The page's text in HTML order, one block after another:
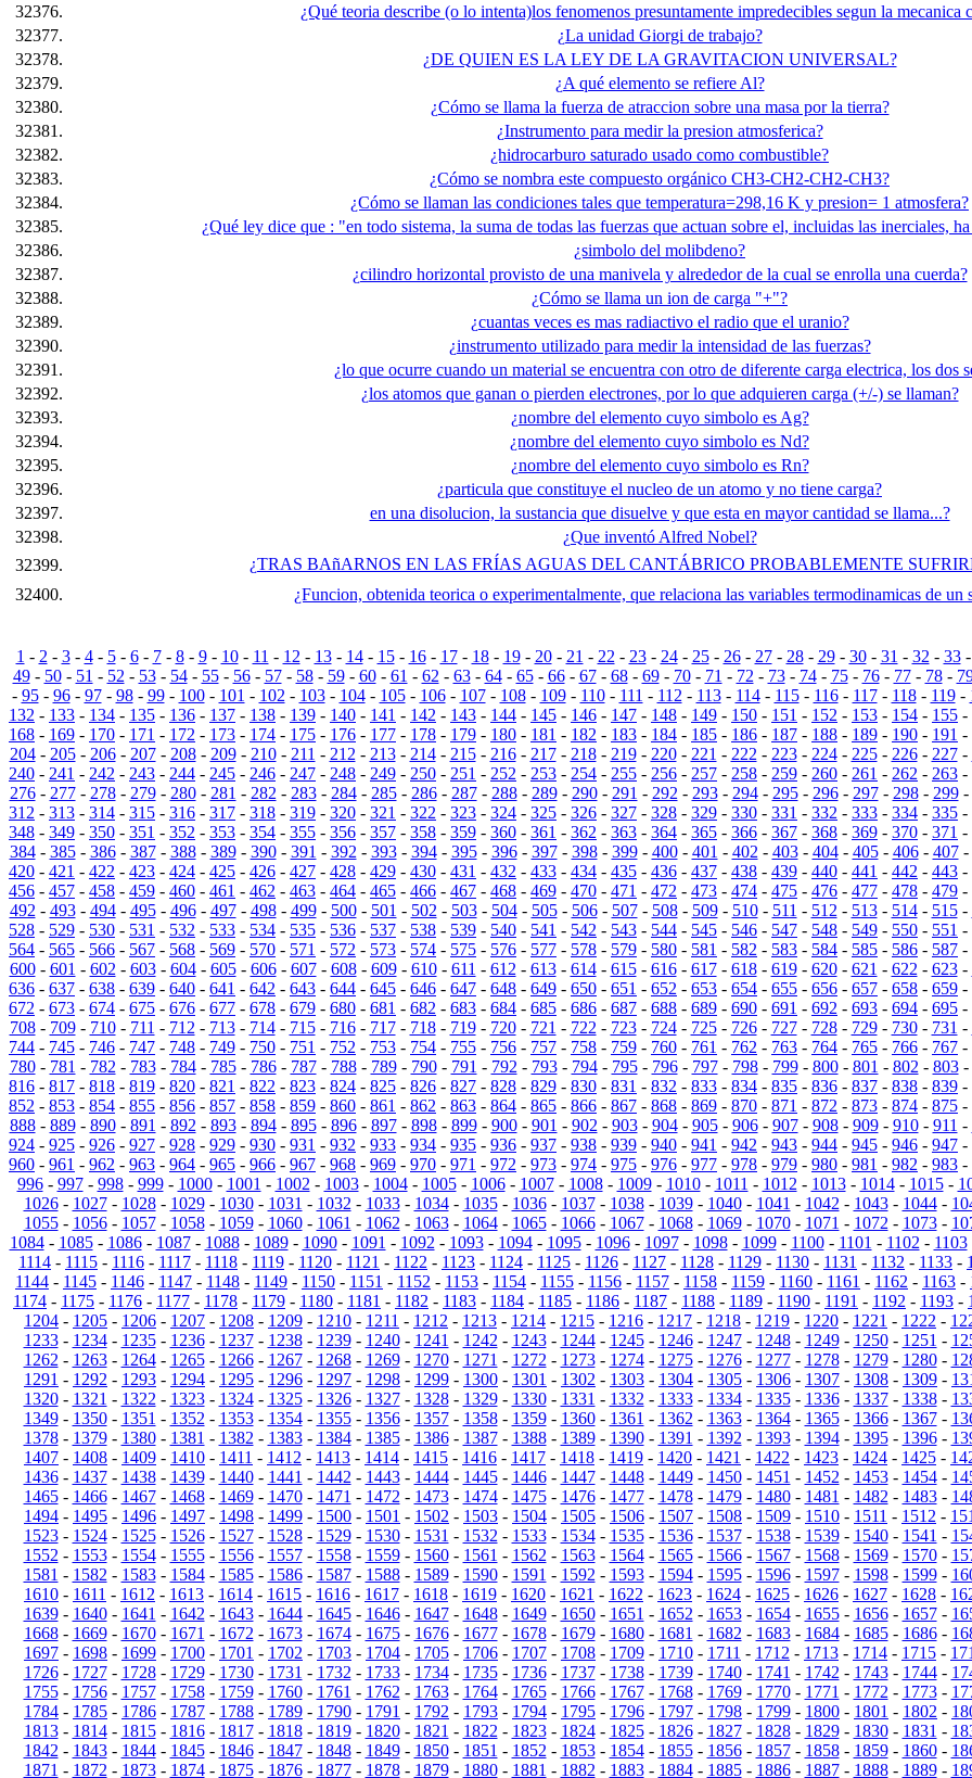
32376.
¿Qué teoria describe (o lo intenta)los fenomenos presuntamente impredecibles segun la mecanica
32377.
¿La unidad Giorgi de trabajo?
32378.
¿DE QUIEN ES LA LEY DE LA GRAVITACION UNIVERSAL?
32379.
¿A qué elemento se refiere Al?
32380.
¿Cómo se llama la fuerza de atraccion sobre una masa por la tierra?
32381.
¿Instrumento para medir la presion atmosferica?
32382.
¿hidrocarburo saturado usado como combustible?
32383.
¿Cómo se nombra este compuesto orgánico CH3-CH2-CH2-CH3?
32384.
¿Cómo se llaman las condiciones tales que temperatura=298,16 K y presion= 1 atmosfera?
32385.
¿Qué ley dice que : "en todo sistema, la suma de todas las fuerzas que actuan sobre el, incluidas las inerciales,
32386.
¿simbolo del molibdeno?
32387.
¿cilindro horizontal provisto de una manivela y alrededor de la cual se enrolla una cuerda?
32388.
¿Cómo se llama un ion de carga "+"?
32389.
¿cuantas veces es mas radiactivo el radio que el uranio?
32390.
¿instrumento utilizado para medir la intensidad de las fuerzas?
32391.
¿lo que ocurre cuando un material se encuentra con otro de diferente carga electrica, los dos
32392.
¿los atomos que ganan o pierden electrones, por lo que adquieren carga (+/-) se llaman?
32393.
¿nombre del elemento cuyo simbolo es Ag?
32394.
¿nombre del elemento cuyo simbolo es Nd?
32395.
¿nombre del elemento cuyo simbolo es Rn?
32396.
¿particula que constituye el nucleo de un atomo y no tiene carga?
32397.
en una disolucion, la sustancia que disuelve y que esta en mayor cantidad se llama...?
32398.
¿Que inventó Alfred Nobel?
32399.
¿TRAS BAñARNOS EN LAS FRÍAS AGUAS DEL CANTÁBRICO PROBABLEMENTE
32400.
¿Funcion, obtenida teorica o experimentalmente, que relaciona las variables termodinamicas de un
1 - 2 - 3- 4- 5- 6- 7- 8- 9- 10- 11 - 12 - 13- 14- 15- 16- 17- 18- 19- 20- 21 - 22 - 23- 24- 25- 26- 27- 28- 29- 30- 31 - 32 - 33
49- 50- 51 - 52 - 53- 54- 55- 56- 57- 58- 59- 60- 61 - 62 - 63- 64- 65- 66- 67- 68- 69- 70- 71 - 72 - 73- 74- 75- 76- 77- 78-
- 95- 96- 97- 98- 99- 100- 101 - 102 - 103- 104- 105- 106- 107- 108- 109- 110- 111 - 112 - 113- 114- 115- 116- 117- 118- 119-
132 - 133 - 134 - 135 - 136 - 137 - 138 - 139 - 140 - 141 - 142 - 143 - 144 - 145 - 146 - 147 - 148 - 149 - 150 - 151 - 152 - 153 - 154 - 155 -
168 - 169 - 170 - 171 - 172 - 173 - 174 - 175 - 176 - 177 - 178 - 179 - 180 - 181 - 182 - 183 - 184 - 185 - 186 - 187 - 188 - 189 - 190 - 191 -
204- 205- 206- 207- 208- 209- 210- 211 - 212 - 213- 214- 215- 216- 217- 218- 219- 220- 221 - 222 - 223- 224- 225- 226- 227-
240 - 241 - 242 - 243 - 244 - 245 - 246 - 247 - 248 - 249 - 250 - 251 - 252 - 253 - 254 - 255 - 256 - 257 - 258 - 259 - 260 - 261 - 262 - 263 -
276- 277- 278- 279- 280- 281 - 282 - 283- 284- 285- 286- 287- 288- 289- 290- 291 - 292 - 293- 294- 295- 296- 297- 298- 299-
312 - 313 - 314 - 315 - 316 - 317 - 318 - 319 - 320 - 321 - 322 - 323 - 324 - 325 - 326 - 327 - 328 - 329 - 330 - 331 - 332 - 333 - 334 - 335 -
348 - 349 - 350 - 351 - 352 - 353 - 354 - 355 - 356 - 357 - 358 - 359 - 360 - 361 - 362 - 363 - 364 - 365 - 366 - 367 - 368 - 369 - 370 - 371 -
384- 385- 386- 387- 388- 389- 390- 391 - 392 - 393- 394- 395- 396- 397- 398- 399- 400- 401 - 402 - 403- 404- 405- 406- 407-
420 - 421 - 422 - 423 - 424 - 425 - 426 - 427 - 428 - 429 - 430 - 431 - 432 - 433 - 434 - 435 - 436 - 437 - 438 - 439 - 440 - 441 - 442 - 443 -
456 - 457 - 458 - 459 - 460 - 461 - 462 - 463 - 464 - 465 - 466 - 467 - 468 - 469 - 470 - 471 - 472 - 473 - 474 - 475 - 476 - 477 - 478 - 479 -
492 - 493- 494- 495- 496- 497- 498- 499- 500- 501 - 502 - 503- 504- 505- 506- 507- 508- 509- 510- 511 - 512 - 513- 514- 515-
528 - 529 - 530 - 531 - 532 - 533 - 534 - 535 - 536 - 537 - 538 - 539 - 540 - 541 - 542 - 543 - 544 - 545 - 546 - 547 - 548 - 549 - 550 - 551 -
564 - 565 - 566 - 567 - 568 - 569 - 570 - 571 - 572 - 573 - 574 - 575 - 576 - 577 - 578 - 579 - 580 - 581 - 582 - 583 - 584 - 585 - 586 - 587 -
600- 601 - 602 - 603- 604- 605- 606- 607- 608- 609- 610- 611 - 612 - 613- 614- 615- 616- 617- 618- 619- 620- 621 - 622 - 623-
636 - 637 - 638 - 639 - 640 - 641 - 642 - 643 - 644 - 645 - 646 - 647 - 648 - 649 - 650 - 651 - 652 - 653 - 654 - 655 - 656 - 657 - 658 - 659 -
672 - 673 - 674 - 675 - 676 - 677 - 678 - 679 - 680 - 681 - 682 - 683 - 684 - 685 - 686 - 687 - 688 - 689 - 690 - 691 - 692 - 693 - 694 - 695 -
708- 709- 710- 711 - 712 - 713- 714- 715- 716- 717- 718- 719- 720- 721 - 722 - 723- 724- 725- 726- 727- 728- 729- 730- 731 -
744 - 745 - 746 - 747 - 748 - 749 - 750 - 751 - 752 - 753 - 754 - 755 - 756 - 757 - 758 - 759 - 760 - 761 - 762 - 763 - 764 - 765 - 766 - 767 -
780- 781 - 782 - 783- 784- 785- 786- 787- 788- 789- 790- 791 - 792 - 793- 794- 795- 796- 797- 798- 799- 800- 801 - 802 - 803-
816 - 817 - 818 - 819 - 820 - 821 - 822 - 823 - 824 - 825 - 826 - 827 - 828 - 829 - 830 - 831 - 832 - 833 - 834 - 835 - 836 - 837 - 838 - 839 -
852 - 853 - 854 - 855 - 856 - 857 - 858 - 859 - 860 - 861 - 862 - 863 - 864 - 865 - 866 - 867 - 868 - 869 - 870 - 871 - 872 - 873 - 874 - 875 -
888- 889- 890- 891 - 892 - 893- 894- 895- 896- 897- 898- 899- 900- 901 - 902 - 903- 904- 905- 906- 907- 908- 909- 910- 911 -
924 - 925 - 926 - 927 - 928 - 929 - 930 - 931 - 932 - 933 - 934 - 935 - 936 - 937 - 938 - 939 - 940 - 941 - 942 - 943 - 944 - 945 - 946 - 947 -
960 - 961 - 962 - 963 - 964 - 965 - 966 - 967 - 968 - 969 - 970 - 971 - 972 - 973 - 974 - 975 - 976 - 977 - 978 - 979 - 980 - 981 - 982 - 983 -
996- 997- 998- 999- 1000- 1001 - 1002 - 1003- 1004- 1005- 1006- 1007- 1008- 1009- 1010- 1011 - 1012 - 1013- 1014- 1015-
1026- 1027- 1028- 1029- 1030- 1031 - 1032 - 1033- 1034- 1035- 1036- 1037- 1038- 1039- 1040- 1041 - 1042 - 1043- 1044-
1055- 1056- 1057- 1058- 1059- 1060- 1061 - 1062 - 1063- 1064- 1065- 1066- 1067- 1068- 1069- 1070- 1071 - 1072 - 1073-
1084- 1085- 1086- 1087- 1088- 1089- 1090- 1091 - 1092 - 1093- 1094- 1095- 1096- 1097- 1098- 1099- 1100- 1101 - 1102 - 1103
1114 - 1115 - 1116 - 1117 - 1118 - 1119 - 1120 - 1121 - 1122 - 1123 - 1124 - 1125 - 1126 - 1127 - 1128 - 1129 - 1130 - 1131 - 1132 - 1133 -
1144 - 1145 - 1146 - 1147 - 1148 - 1149 - 1150 - 1151 - 1152 - 1153 - 1154 - 1155 - 1156 - 1157 - 1158 - 1159 - 1160 - 1161 - 1162 - 1163 -
1174 - 1175 - 1176 - 1177 - 1178 - 1179 - 1180 - 1181 - 1182 - 1183 - 1184 - 1185 - 1186 - 1187 - 1188 - 1189 - 1190 - 1191 - 1192 - 1193 -
1204 - 1205 - 1206 - 1207 - 1208 - 1209 - 1210 - 1211 - 1212 - 1213 - 1214 - 1215 - 1216 - 1217 - 1218 - 1219 - 1220 - 1221 - 1222 -
1233- 1234- 1235- 1236- 1237- 1238- 1239- 1240- 1241 - 1242 - 1243- 1244- 1245- 1246- 1247- 1248- 1249- 1250- 1251 -
1262 - 1263- 1264- 1265- 1266- 1267- 1268- 1269- 1270- 1271 - 1272 - 1273- 1274- 1275- 1276- 1277- 1278- 1279- 1280-
1291 - 1292 - 1293 - 1294 - 1295 - 1296 - 1297 - 1298 - 1299 - 1300 - 1301 - 1302 - 1303 - 1304 - 1305 - 1306 - 1307 - 1308 - 1309 -
1320- 1321 - 1322 - 1323- 1324- 1325- 1326- 1327- 1328- 1329- 1330- 1331 - 1332 - 1333- 1334- 1335- 1336- 1337- 1338-
1349- 1350- 1351 - 1352 - 1353- 1354- 1355- 1356- 1357- 1358- 1359- 1360- 1361 - 1362 - 1363- 1364- 1365- 1366- 1367-
1378- 1379- 1380- 1381 - 1382 - 1383- 1384- 1385- 1386- 1387- 1388- 1389- 1390- 1391 - 1392 - 1393- 1394- 1395- 1396-
1407 - 1408 - 1409 - 1410 - 1411 - 1412 - 1413 - 1414 - 1415 - 1416 - 1417 - 1418 - 1419 - 1420 - 1421 - 1422 - 1423 - 1424 - 1425 -
1436- 1437- 1438- 1439- 1440- 1441 - 1442 - 1443- 1444- 1445- 1446- 1447- 1448- 1449- 1450- 1451 - 1452 - 1453- 1454-
1465- 1466- 1467- 1468- 1469- 1470- 1471 - 1472 - 1473- 1474- 1475- 1476- 1477- 1478- 1479- 1480- 1481 - 1482 - 1483-
1494 - 1495 - 1496 - 1497 - 1498 - 1499 - 1500 - 1501 - 1502 - 1503 - 1504 - 1505 - 1506 - 1507 - 1508 - 1509 - 1510 - 1511 - 1512 -
1523- 1524- 1525- 1526- 1527- 1528- 1529- 1530- 1531 - 1532 - 1533- 1534- 1535- 1536- 1537- 1538- 1539- 1540- 1541 -
1552 - 1553- 1554- 1555- 1556- 1557- 1558- 1559- 1560- 1561 - 1562 - 1563- 1564- 1565- 1566- 1567- 1568- 1569- 1570-
1581 - 1582 - 1583- 1584- 1585- 1586- 1587- 1588- 1589- 1590- 1591 - 1592 - 1593- 1594- 1595- 1596- 1597- 1598- 1599-
1610 - 1611 - 1612 - 1613 - 1614 - 1615 - 1616 - 1617 - 1618 - 1619 - 1620 - 1621 - 1622 - 1623 - 1624 - 1625 - 1626 - 1627 - 1628 -
1639- 1640- 1641 - 1642 - 1643- 1644- 1645- 1646- 1647- 1648- 1649- 1650- 1651 - 1652 - 1653- 1654- 1655- 1656- 1657-
1668- 1669- 1670- 1671 - 1672 - 1673- 1674- 1675- 1676- 1677- 1678- 1679- 1680- 1681 - 1682 - 1683- 1684- 1685- 1686-
1697 - 1698 - 1699 - 1700 - 1701 - 1702 - 1703 - 1704 - 1705 - 1706 - 1707 - 1708 - 1709 - 1710 - 1711 - 1712 - 1713 - 1714 - 1715 -
1726- 1727- 1728- 1729- 1730- 1731 - 1732 - 1733- 1734- 1735- 1736- 1737- 1738- 1739- 1740- 1741 - 1742 - 1743- 1744-
1755- 1756- 1757- 1758- 1759- 1760- 1761 - 1762 - 1763- 1764- 1765- 1766- 1767- 1768- 1769- 1770- 1771 - 1772 - 1773-
1784 - 1785 - 1786 - 1787 - 1788 - 1789 - 1790 - 1791 - 1792 - 1793 - 1794 - 1795 - 1796 - 1797 - 1798 - 1799 - 1800 - 1801 - 1802 -
1813- 1814- 1815- 1816- 1817- 1818- 1819- 1820- 1821 - 1822 - 1823- 1824- 1825- 1826- 1827- 1828- 1829- 1830- 1831 -
1842 - 1843- 1844- 1845- 1846- 1847- 1848- 1849- 1850- 1851 - 1852 - 1853- 1854- 1855- 1856- 1857- 1858- 1859- 1860-
1871 - 1872 - 1873- 1874- 1875- 1876- 1877- 1878- 1879- 1880- 1881 - 1882 - 1883- 1884- 1885- 1886- 1887- 1888- 1889-